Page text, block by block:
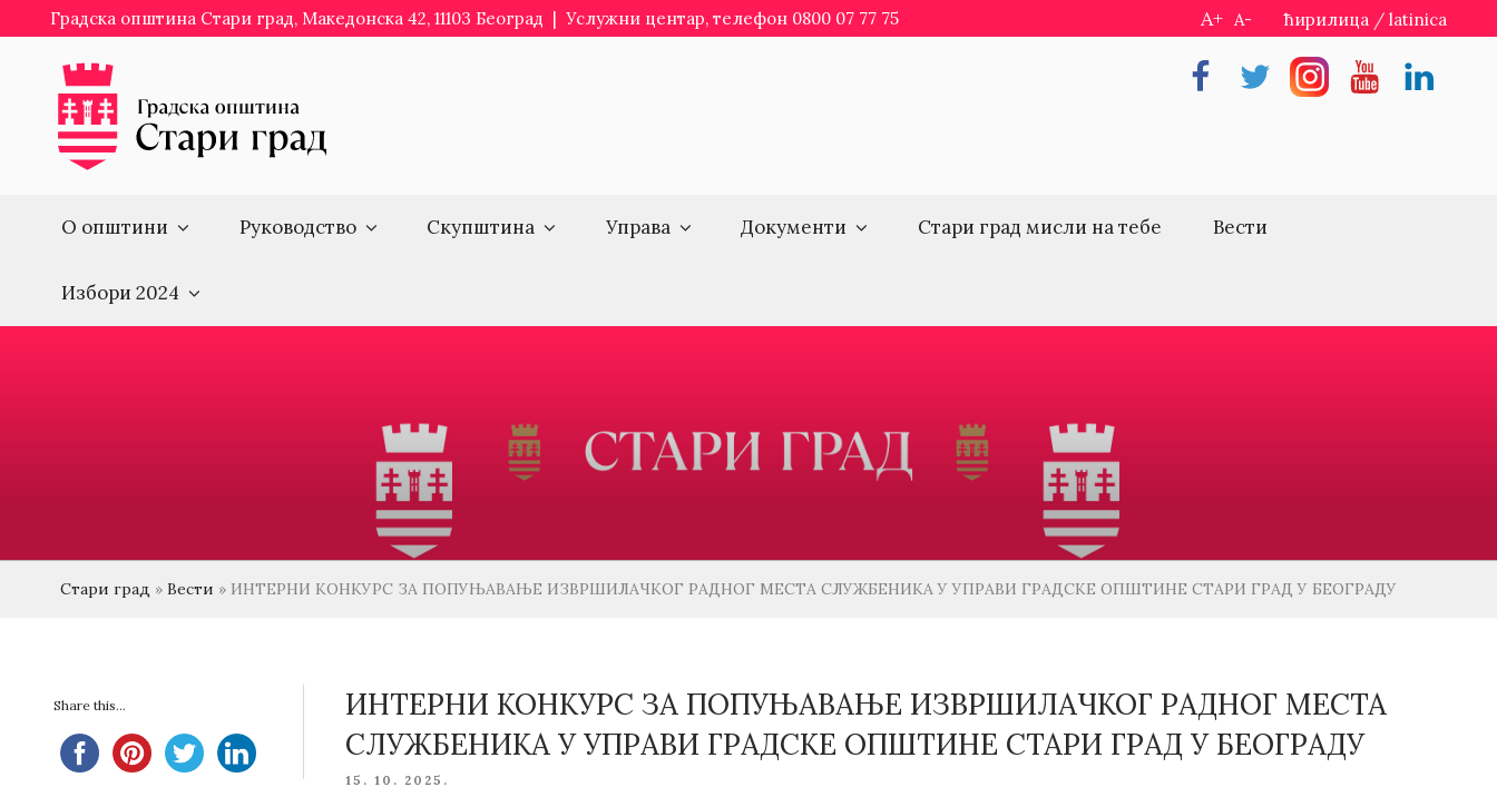
to
content
Градска општина Стари град, Македонска 42, 11103 Београд | Услужни центар, телефон 0800 07 77 75 A+ A- ћирилица / latinica
FacebookTwitterInstragramYoutubeLinkedin
О општини Руководство Скупштина Управа Документи Стари град мисли на тебе Вести
Избори 2024
Стари град » Вести » ИНТЕРНИ КОНКУРС ЗА ПОПУЊАВАЊЕ ИЗВРШИЛАЧКОГ РАДНОГ МЕСТА СЛУЖБЕНИКА У УПРАВИ ГРАДСКЕ ОПШТИНЕ СТАРИ ГРАД У БЕОГРАДУ
Share this...
ИНТЕРНИ КОНКУРС ЗА ПОПУЊАВАЊЕ ИЗВРШИЛАЧКОГ РАДНОГ МЕСТА
СЛУЖБЕНИКА У УПРАВИ ГРАДСКЕ ОПШТИНЕ СТАРИ ГРАД У БЕОГРАДУ
POSTED
15. 10. 2025.